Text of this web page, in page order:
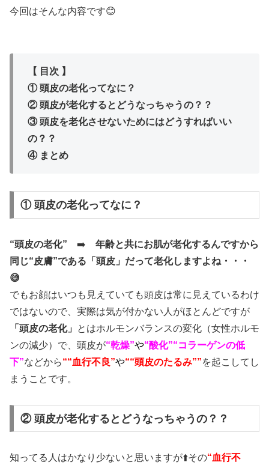
今回はそんな内容です😊
【 目次 】
① 頭皮の老化ってなに？
② 頭皮が老化するとどうなっちゃうの？？
③ 頭皮を老化させないためにはどうすればいい
の？？
④ まとめ
① 頭皮の老化ってなに？
“頭皮の老化” ➡️ 年齢と共にお肌が老化するんですから
同じ“皮膚”である「頭皮」だって老化しますよね・・・
😅
でもお顔はいつも見えていても頭皮は常に見えているわけ
ではないので、実際は気が付かない人がほとんどですが
「頭皮の老化」
とはホルモンバランスの変化（女性ホルモ
ンの減少）で、頭皮が“乾燥”や“酸化”“コラーゲンの低
下”などから““血行不良”や““頭皮のたるみ””を起こしてし
まうことです。
② 頭皮が老化するとどうなっちゃうの？？
知ってる人はかなり少ないと思いますが⬆️その“血行不